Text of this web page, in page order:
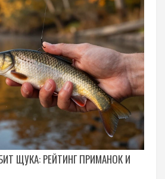
ЩУКА: РЕЙТИНГ ПРИМАНОК И